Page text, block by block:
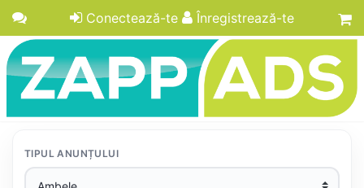
Conectează-te Înregistrează-te
TIPUL ANUNȚULUI